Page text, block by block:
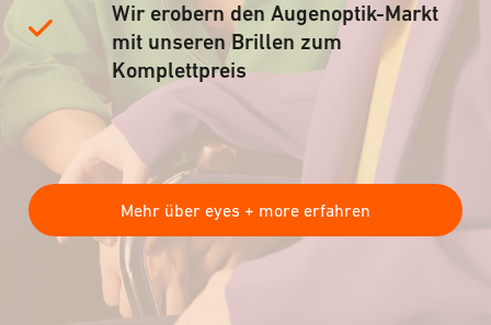
Wir erobern den Augenoptik-Markt
mit unseren Brillen zum
Komplettpreis
Mehr über eyes + more erfahren